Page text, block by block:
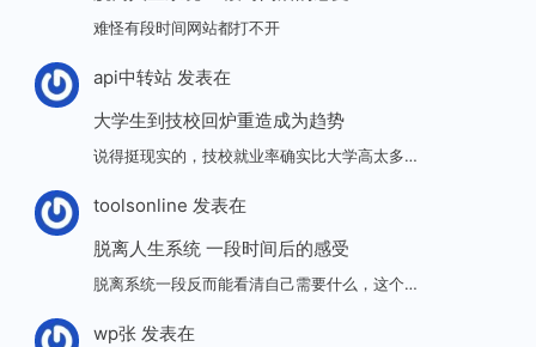
难怪有段时间网站都打不开
api中转站发表在
大学生到技校回炉重造成为趋势
说得挺现实的，技校就业率确实比大学高太多…
toolsonline 发表在
脱离人生系统 一段时间后的感受
脱离系统一段反而能看清自己需要什么，这个…
wp张发表在